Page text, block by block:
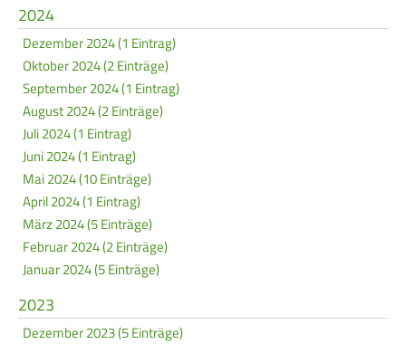
2024
Dezember 2024 (1 Eintrag)
Oktober 2024 (2 Einträge)
September 2024 (1 Eintrag)
August 2024 (2 Einträge)
Juli 2024 (1 Eintrag)
Juni 2024 (1 Eintrag)
Mai 2024 (10 Einträge)
April 2024 (1 Eintrag)
März 2024 (5 Einträge)
Februar 2024 (2 Einträge)
Januar 2024 (5 Einträge)
2023
Dezember 2023 (5 Einträge)
Navigation
überspringen